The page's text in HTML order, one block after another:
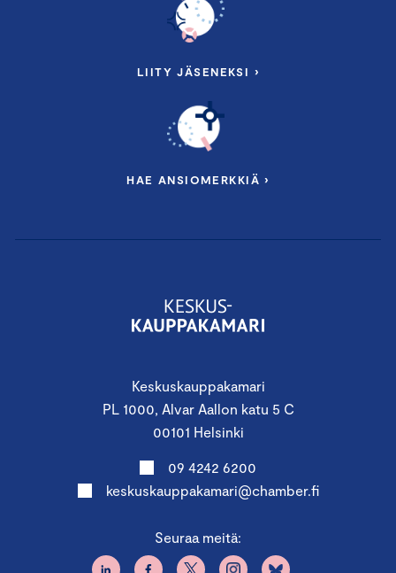
Keskuskauppakamari
PL 1000, Alvar Aallon katu 5 C
00101 Helsinki
09 4242 6200
keskuskauppakamari@chamber.fi
Seuraa meitä:
LIITY JÄSENEKSI ›
HAE ANSIOMERKKIÄ ›